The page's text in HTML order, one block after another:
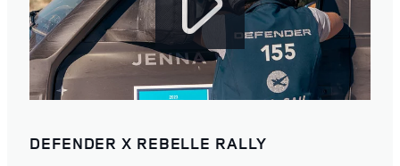
DEFENDER X REBELLE RALLY